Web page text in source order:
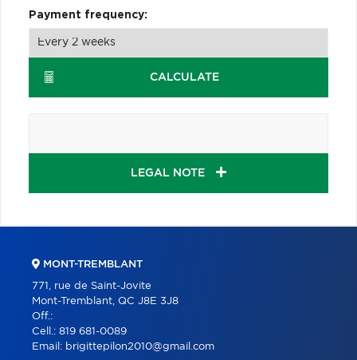
Payment frequency:
CALCULATE
LEGAL NOTE
MONT-TREMBLANT
771, rue de Saint-Jovite
Mont-Tremblant, QC J8E 3J8
Off.:
Cell.: 819 681-0089
Email: brigittepilon2010@gmail.com